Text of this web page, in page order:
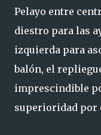
Pelayo entre
diestro para las
izquierda para
balón, el
imprescindible
superioridad por